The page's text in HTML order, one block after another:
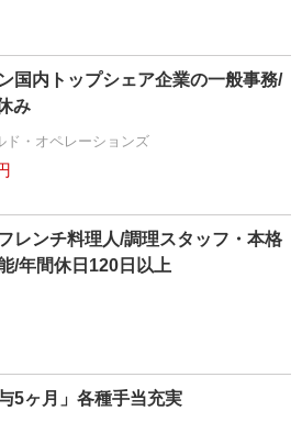
国内トップシェア企業の一般事務/
み
ド・オペレーションズ
レンチ料理人/調理スタッフ・本格
/年間休日120日以上
5ヶ月」各種手当充実